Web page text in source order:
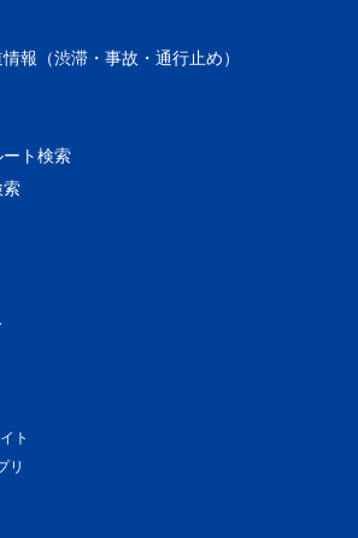
報（渋滞・事故・通行止め）
ト検索
索
ト
リ